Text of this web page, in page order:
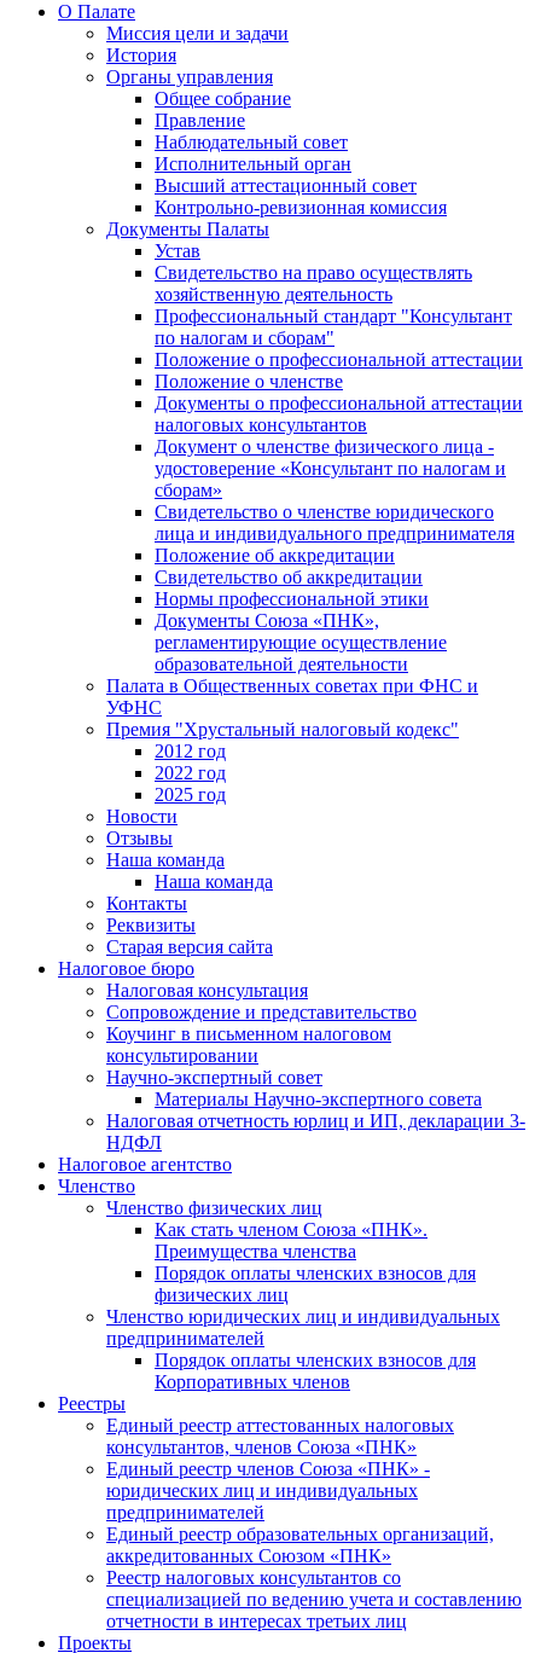
О Палате
Миссия цели и задачи
История
Органы управления
Общее собрание
Правление
Наблюдательный совет
Исполнительный орган
Высший аттестационный совет
Контрольно-ревизионная комиссия
Документы Палаты
Устав
Свидетельство на право осуществлять
хозяйственную деятельность
Профессиональный стандарт "Консультант
по налогам и сборам"
Положение о профессиональной аттестации
Положение о членстве
Документы о профессиональной аттестации
налоговых консультантов
Документ о членстве физического лица -
удостоверение «Консультант по налогам и
сборам»
Свидетельство о членстве юридического
лица и индивидуального предпринимателя
Положение об аккредитации
Свидетельство об аккредитации
Нормы профессиональной этики
Документы Союза «ПНК»,
регламентирующие осуществление
образовательной деятельности
Палата в Общественных советах при ФНС и
УФНС
Премия "Хрустальный налоговый кодекс"
2012 год
2022 год
2025 год
Новости
Отзывы
Наша команда
Наша команда
Контакты
Реквизиты
Старая версия сайта
Налоговое бюро
Налоговая консультация
Cопровождение и представительство
Коучинг в письменном налоговом
консультировании
Научно-экспертный совет
Материалы Научно-экспертного совета
Налоговая отчетность юрлиц и ИП, декларации 3-
НДФЛ
Налоговое агентство
Членство
Членство физических лиц
Как стать членом Союза «ПНК».
Преимущества членства
Порядок оплаты членских взносов для
физических лиц
Членство юридических лиц и индивидуальных
предпринимателей
Порядок оплаты членских взносов для
Корпоративных членов
Реестры
Единый реестр аттестованных налоговых
консультантов, членов Союза «ПНК»
Единый реестр членов Союза «ПНК» -
юридических лиц и индивидуальных
предпринимателей
Единый реестр образовательных организаций,
аккредитованных Союзом «ПНК»
Реестр налоговых консультантов со
специализацией по ведению учета и составлению
отчетности в интересах третьих лиц
Проекты